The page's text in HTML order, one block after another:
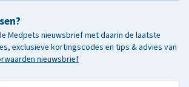
Medpets nieuwsbrief met daarin de laatste
exclusieve kortingscodes en tips & advies van
nieuwsbrief